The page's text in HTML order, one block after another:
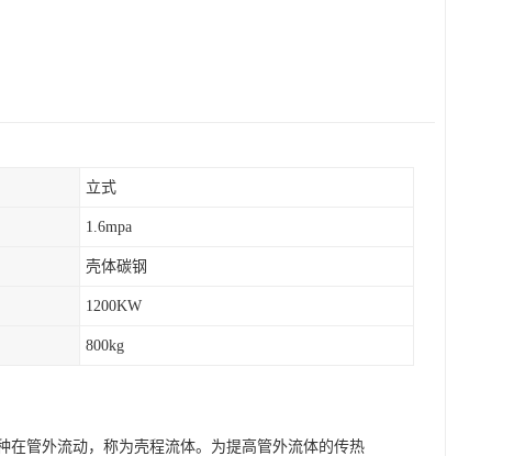
立式
1.6mpa
壳体碳钢
1200KW
800kg
管外流动，称为壳程流体。为提高管外流体的传热